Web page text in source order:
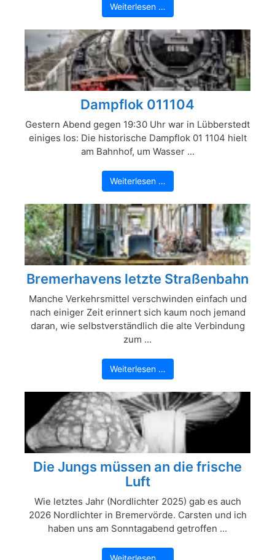
Weiterlesen …
Dampflok 011104
Gestern Abend gegen 19:30 Uhr war in Lübberstedt
einiges los: Die historische Dampflok 01 1104 hielt
am Bahnhof, um Wasser ...
Weiterlesen …
Bremerhavens letzte Straßenbahn
Manche Verkehrsmittel verschwinden einfach und
nach einiger Zeit erinnert sich kaum noch jemand
daran, wie selbstverständlich die alte Verbindung
zum ...
Weiterlesen …
Die Jungs müssen an die frische
Luft
Wie letztes Jahr (Nordlichter 2025) gab es auch
2026 Nordlichter in Bremervörde. Carsten und ich
haben uns am Sonntagabend getroffen ...
Weiterlesen …